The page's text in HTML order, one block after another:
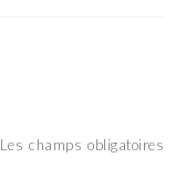
Les champs obligatoires